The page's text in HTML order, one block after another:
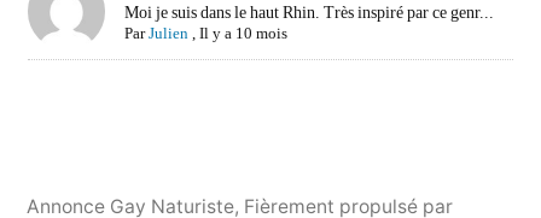
Moi je suis dans le haut Rhin. Très inspiré par ce genr...
ParJulien,Il y a 10 mois
Annonce Gay Naturiste, Fièrement propulsé par